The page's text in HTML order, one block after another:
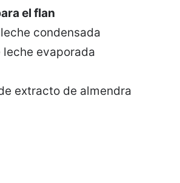
el flan
condensada
leche evaporada
extracto de almendra